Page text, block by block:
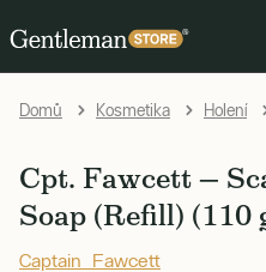
Domů Kosmetika Holení
Cpt. Fawcett —
Soap (Refill) (110
Captain Fawcett